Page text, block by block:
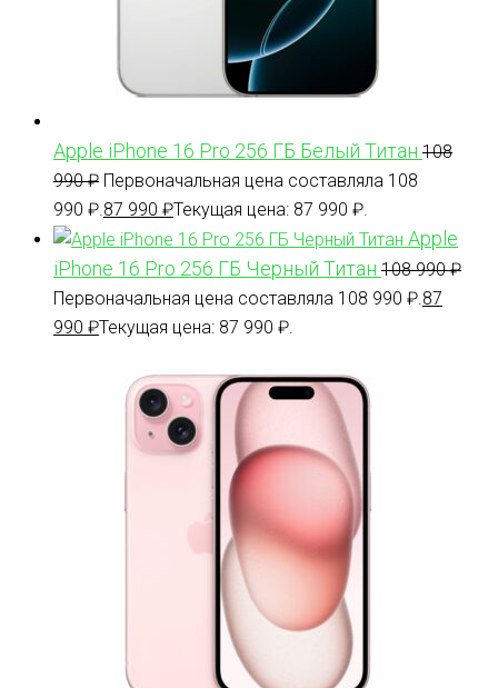
Apple iPhone 16 Pro 256 ГБ Белый Титан 108
990₽ Первоначальная цена составляла 108
990 ₽. 87 990 ₽Текущая цена: 87 990 ₽.
Apple
iPhone 16 Pro 256 ГБ Черный Титан 108 990₽
Первоначальная цена составляла 108 990 ₽. 87
990 ₽Текущая цена: 87 990 ₽.